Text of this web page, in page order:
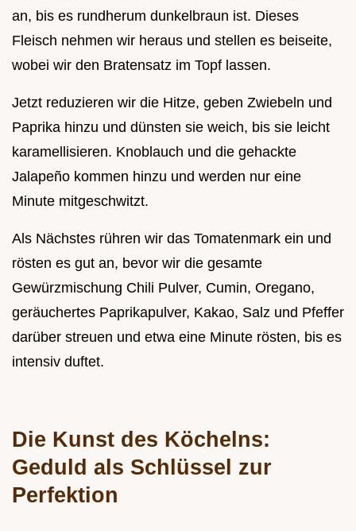
an, bis es rundherum dunkelbraun ist. Dieses
Fleisch nehmen wir heraus und stellen es beiseite,
wobei wir den Bratensatz im Topf lassen.
Jetzt reduzieren wir die Hitze, geben Zwiebeln und
Paprika hinzu und dünsten sie weich, bis sie leicht
karamellisieren. Knoblauch und die gehackte
Jalapeño kommen hinzu und werden nur eine
Minute mitgeschwitzt.
Als Nächstes rühren wir das Tomatenmark ein und
rösten es gut an, bevor wir die gesamte
Gewürzmischung Chili Pulver, Cumin, Oregano,
geräuchertes Paprikapulver, Kakao, Salz und Pfeffer
darüber streuen und etwa eine Minute rösten, bis es
intensiv duftet.
Die Kunst des Köchelns:
Geduld als Schlüssel zur
Perfektion